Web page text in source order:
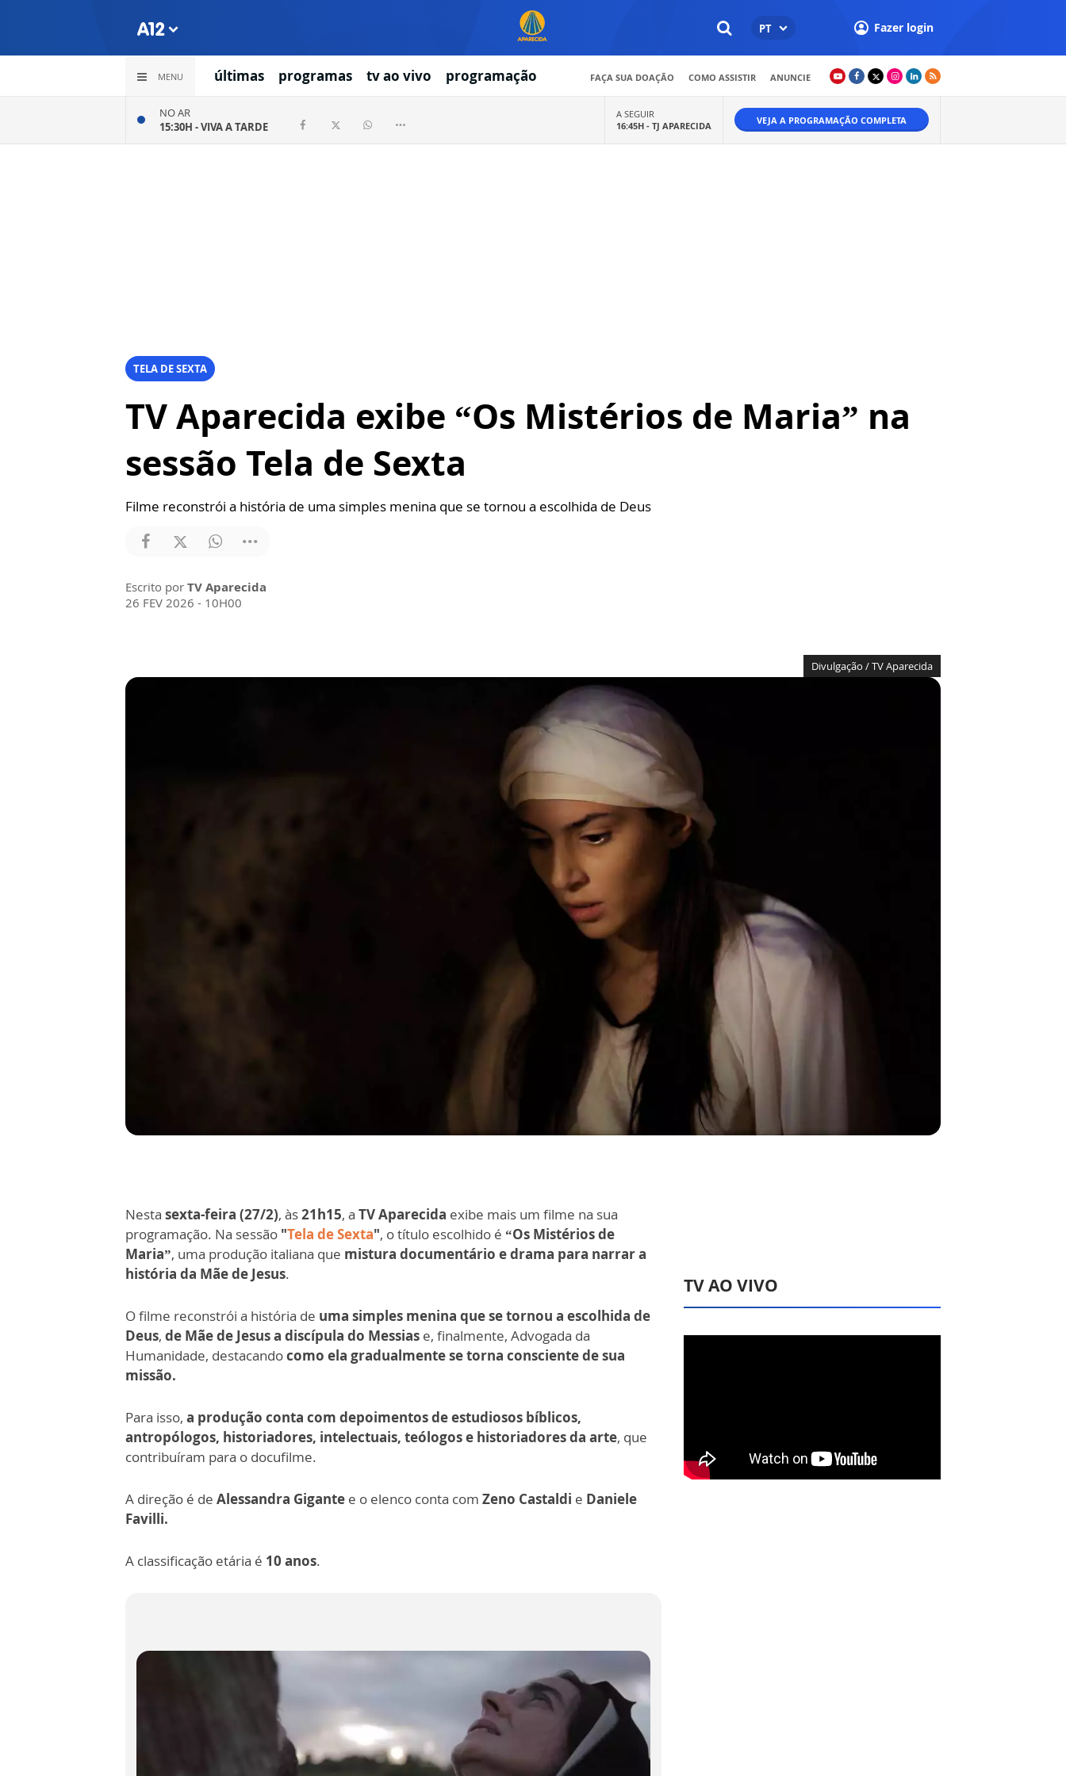
PT Fazer login
MENU últimas programas tv ao vivo programação FAÇA SUA DOAÇÃO COMO ASSISTIR ANUNCIE
NO AR
15:30H -VIVA A TARDE
A SEGUIR
16:45H - TJ APARECIDA VEJA A PROGRAMAÇÃO COMPLETA
TELA DE SEXTA
TV Aparecida exibe “Os Mistérios de Maria” na
sessão Tela de Sexta
Filme reconstrói a história de uma simples menina que se tornou a escolhida de Deus
Escrito por TV Aparecida
26 FEV 2026 - 10H00
Divulgação / TV Aparecida
Nesta sexta-feira (27/2), às21h15, a TV Aparecida exibe mais um filme na sua
programação. Na sessão "Tela de Sexta", o título escolhido é “Os Mistérios de
Maria”, uma produção italiana que mistura documentário e drama para narrar a
história da Mãe de Jesus.
O filme reconstrói a história de uma simples menina que se tornou a escolhida de
Deus, de Mãe de Jesus a discípula do Messias e, finalmente, Advogada da
Humanidade, destacandocomo ela gradualmente se torna consciente de sua
missão.
Para isso, a produção conta com depoimentos de estudiosos bíblicos,
antropólogos, historiadores, intelectuais, teólogos e historiadores da arte, que
contribuíram para o docufilme.
A direção é de Alessandra Gigante e o elenco conta com Zeno Castaldi e Daniele
Favilli.
A classificação etária é 10 anos.
TV AO VIVO